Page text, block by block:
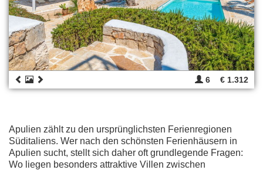
6 € 1.312
Apulien zählt zu den ursprünglichsten Ferienregionen
Süditaliens. Wer nach den schönsten Ferienhäusern in
Apulien sucht, stellt sich daher oft grundlegende Fragen:
Wo liegen besonders attraktive Villen zwischen